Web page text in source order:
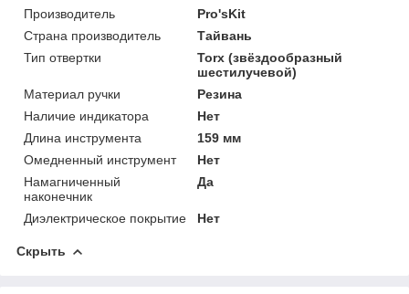
Производитель
Pro'sKit
Страна производитель
Тайвань
Тип отвертки
Torx (звёздообразный
шестилучевой)
Материал ручки
Резина
Наличие индикатора
Нет
Длина инструмента
159 мм
Омедненный инструмент
Нет
Намагниченный
наконечник
Да
Диэлектрическое покрытие Нет
Скрыть